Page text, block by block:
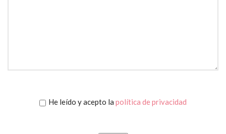
He leído y acepto la política de privacidad